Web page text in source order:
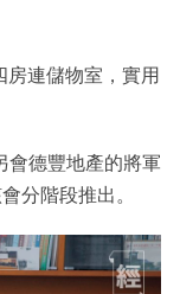
連儲物室，實用
會德豐地產的將軍
分階段推出。